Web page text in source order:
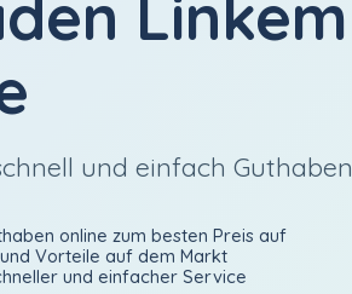
Linkem
und einfach
online zum besten Preis auf
Vorteile auf dem Markt
und einfacher Service